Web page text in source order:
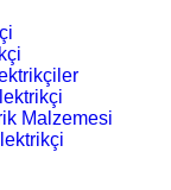
Malzemesi